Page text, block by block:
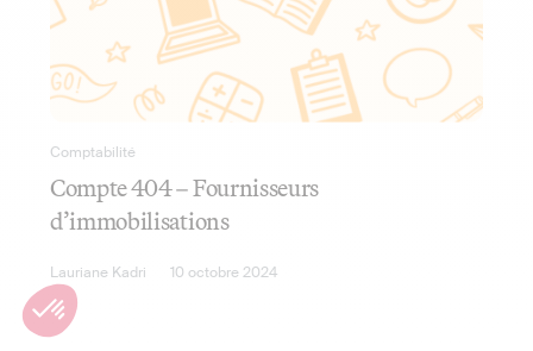
Comptabilité
Compte 404 – Fournisseurs
d’immobilisations
Lauriane Kadri 10 octobre 2024